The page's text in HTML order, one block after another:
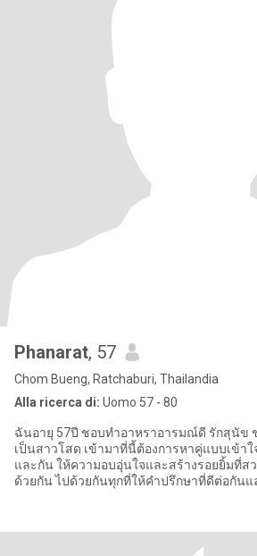
Phanarat, 57
Chom Bueng, Ratchaburi, Thailandia
Alla ricerca di: Uomo 57 - 80
ฉันอายุ 57ปี ชอบทำอาหราอารมณ์ดี รักสุนัข
เป็นสาวโสด เข้ามาที่นี้ต้องการหาคู่แบบเข้า
และกัน ให้ความอบอุ่นใจและสร้างรอยยิ้มที่ส
ด้วยกัน ไปด้วยกันทุกที่ให้คำปรึกษาที่ดีต่อกันแ